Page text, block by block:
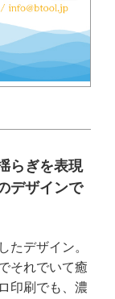
らぎを表現
デザインで
たデザイン。
それでいて癒
印刷でも、濃